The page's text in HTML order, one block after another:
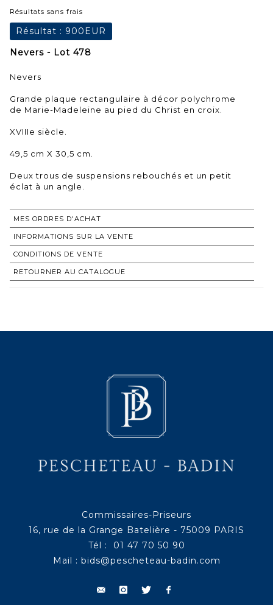
Résultats sans frais
Résultat : 900EUR
Nevers - Lot 478
Nevers
Grande plaque rectangulaire à décor polychrome
de Marie-Madeleine au pied du Christ en croix.
XVIIIe siècle.
49,5 cm X 30,5 cm.
Deux trous de suspensions rebouchés et un petit
éclat à un angle.
MES ORDRES D'ACHAT
INFORMATIONS SUR LA VENTE
CONDITIONS DE VENTE
RETOURNER AU CATALOGUE
Commissaires-Priseurs
16, rue de la Grange Batelière - 75009 PARIS
Tél : 01 47 70 50 90
Mail : bids@pescheteau-badin.com